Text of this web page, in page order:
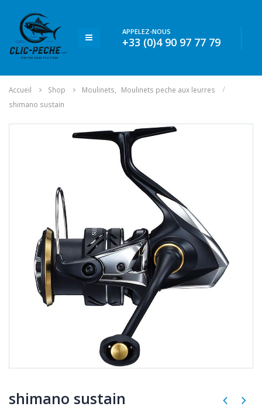
APPELEZ-NOUS
+33 (0)4 90 97 77 79
Accueil Shop Moulinets
Moulinets peche aux leurres
shimano sustain
shimano sustain